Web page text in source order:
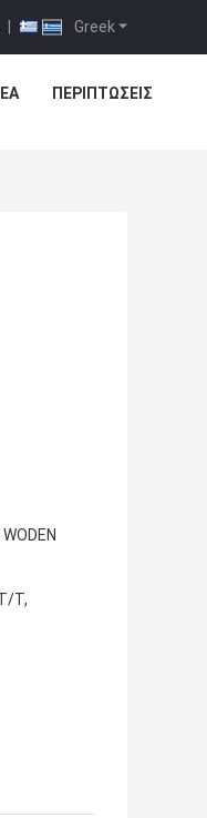
Greek
|
ΠΕΡΙΠΤΏΣΕΙΣ
T,